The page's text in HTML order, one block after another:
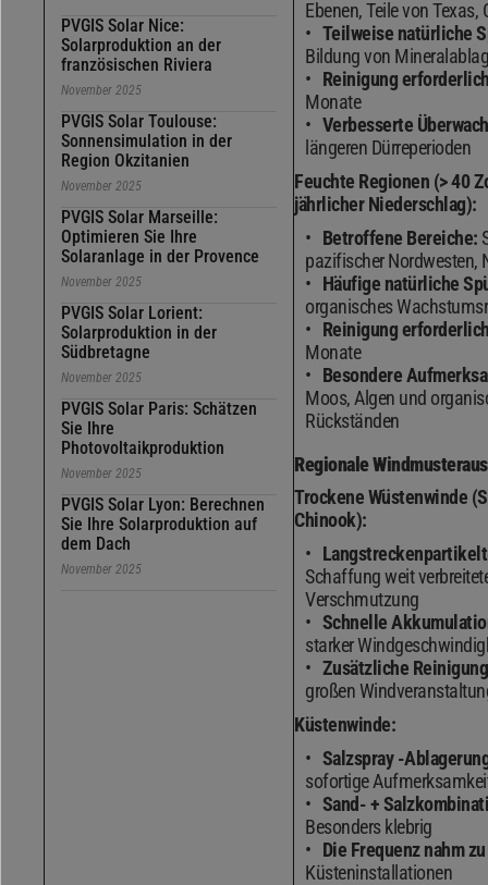
PVGIS Solar Nice:
Solarproduktion an der
französischen Riviera
November 2025
PVGIS Solar Toulouse:
Sonnensimulation in der
Region Okzitanien
November 2025
PVGIS Solar Marseille:
Optimieren Sie Ihre
Solaranlage in der Provence
November 2025
PVGIS Solar Lorient:
Solarproduktion in der
Südbretagne
November 2025
PVGIS Solar Paris: Schätzen
Sie Ihre
Photovoltaikproduktion
November 2025
PVGIS Solar Lyon: Berechnen
Sie Ihre Solarproduktion auf
dem Dach
November 2025
Ebenen, Teile von Texas,
Teilweise natürliche
Bildung von
Reinigung
Monate
Verbesserte
längeren Dürreperioden
Feuchte Regionen (> 40
jährlicher Niederschlag):
Betroffene Bereiche:
pazifischer Nordwesten,
Häufige natürliche
organisches
Reinigung
Monate
Besondere
Moos, Algen und
Rückständen
Regionale
Trockene Wüstenwinde
Chinook):
Schaffung weit
Verschmutzung
Schnelle
starker
Zusätzliche Reinigung
großen
Küstenwinde:
Salzspray -
sofortige
Sand- +
Besonders klebrig
Die Frequenz nahm zu
Küsteninstallationen